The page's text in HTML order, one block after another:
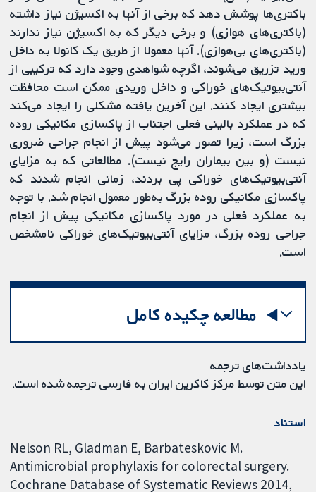
باکتری‌ها پوشش دهد که برخی از آنها به اکسیژن نیاز داشته
(باکتری‌های هوازی) و برخی دیگر که به اکسیژن نیاز ندارند
(باکتری‌های بی‌هوازی). آنها معمولا از طریق یک کانولا به داخل
ورید تزریق می‌شوند، اگرچه شواهدی وجود دارد که ترکیبی از
آنتی‌بیوتیک‌های خوراکی و داخل وریدی ممکن است محافظت
بیشتری ایجاد کنند. این آخرین یافته مشکلی را ایجاد می‌کند
که در عملکرد بالینی فعلی اجتناب از پاکسازی مکانیکی روده
بزرگ است، زیرا تصور می‌شود پیش از انجام جراحی ضروری
نیست (و بین بیماران رایج نیست). مطالعاتی که به مزایای
آنتی‌بیوتیک‌های خوراکی پی بردند، زمانی انجام شدند که
پاکسازی مکانیکی روده بزرگ به‌طور معمول انجام شد. با توجه
به عملکرد فعلی در مورد پاکسازی مکانیکی پیش از انجام
جراحی روده بزرگ، مزایای آنتی‌بیوتیک‌های خوراکی نامشخص
است.
مطالعه چکیده کامل
یادداشت‌های ترجمه
این متن توسط مرکز کاکرین ایران به فارسی ترجمه شده است.
استناد
Nelson RL, Gladman E, Barbateskovic M.
Antimicrobial prophylaxis for colorectal surgery.
Cochrane Database of Systematic Reviews 2014,